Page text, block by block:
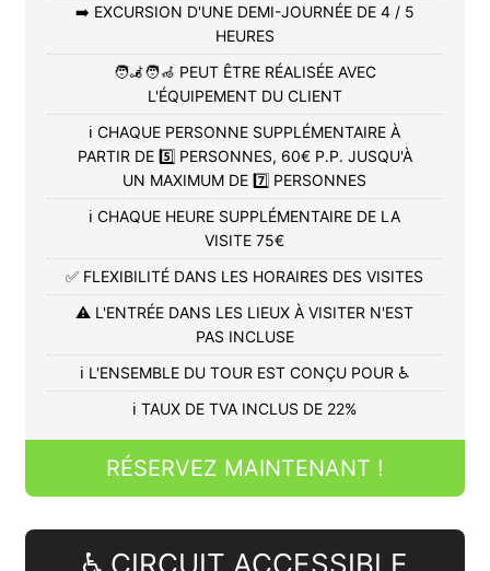
➡️ EXCURSION D'UNE DEMI-JOURNÉE DE 4 / 5
HEURES
🧑‍🦼🧑‍🦽 PEUT ÊTRE RÉALISÉE AVEC
L'ÉQUIPEMENT DU CLIENT
ℹ️ CHAQUE PERSONNE SUPPLÉMENTAIRE À
PARTIR DE 5️⃣ PERSONNES, 60€ P.P. JUSQU'À
UN MAXIMUM DE 7️⃣ PERSONNES
ℹ️ CHAQUE HEURE SUPPLÉMENTAIRE DE LA
VISITE 75€
✅ FLEXIBILITÉ DANS LES HORAIRES DES VISITES
⚠️ L'ENTRÉE DANS LES LIEUX À VISITER N'EST
PAS INCLUSE
ℹ️ L'ENSEMBLE DU TOUR EST CONÇU POUR ♿
ℹ️ TAUX DE TVA INCLUS DE 22%
RÉSERVEZ MAINTENANT !
♿ CIRCUIT ACCESSIBLE